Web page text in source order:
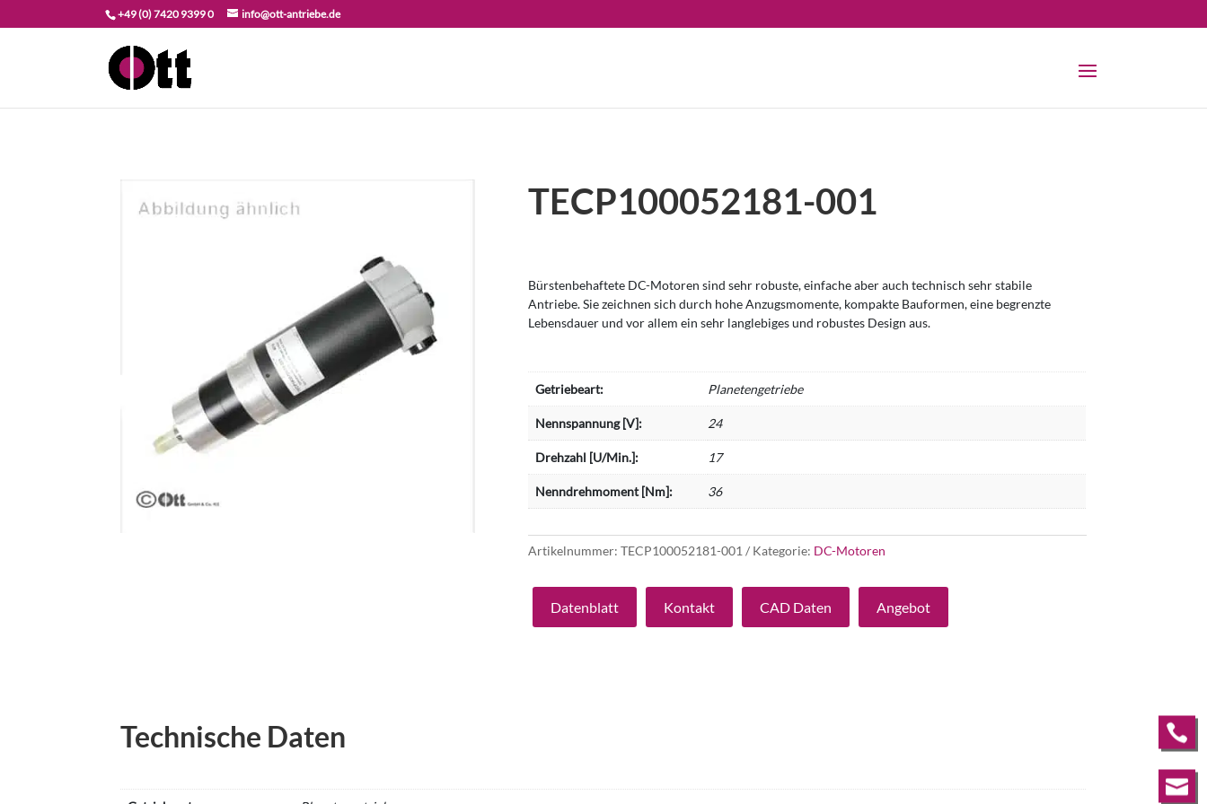
+49 (0) 7420 9399 0 info@ott-antriebe.de
TECP100052181-001
Bürstenbehaftete DC-Motoren sind sehr robuste, einfache aber auch technisch sehr stabile
Antriebe. Sie zeichnen sich durch hohe Anzugsmomente, kompakte Bauformen, eine begrenzte
Lebensdauer und vor allem ein sehr langlebiges und robustes Design aus.
Getriebeart: Planetengetriebe
Nennspannung [V]: 24
Drehzahl [U/Min.]: 17
Nenndrehmoment [Nm]: 36
Artikelnummer:TECP100052181-001 Kategorie: DC-Motoren
Datenblatt Kontakt CAD Daten Angebot
Technische Daten 
